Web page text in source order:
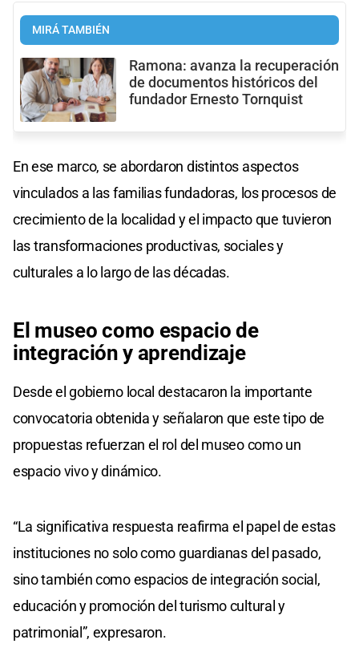
MIRÁ TAMBIÉN
Ramona: avanza la recuperación
de documentos históricos del
fundador Ernesto Tornquist
En ese marco, se abordaron distintos aspectos
vinculados a las familias fundadoras, los procesos de
crecimiento de la localidad y el impacto que tuvieron
las transformaciones productivas, sociales y
culturales a lo largo de las décadas.
El museo como espacio de
integración y aprendizaje
Desde el gobierno local destacaron la importante
convocatoria obtenida y señalaron que este tipo de
propuestas refuerzan el rol del museo como un
espacio vivo y dinámico.
“La significativa respuesta reafirma el papel de estas
instituciones no solo como guardianas del pasado,
sino también como espacios de integración social,
educación y promoción del turismo cultural y
patrimonial”, expresaron.